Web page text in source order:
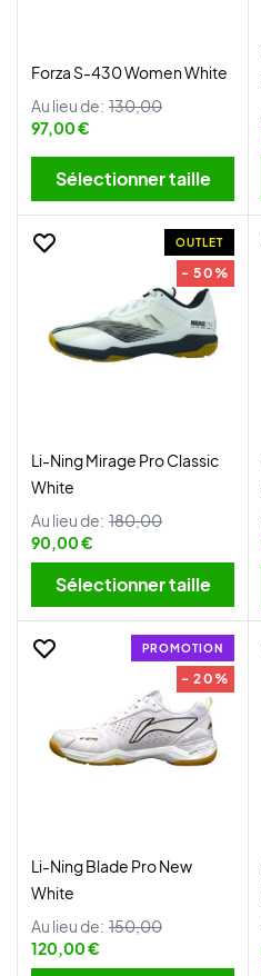
Forza S-430 Women White
Au lieu de: 130,00
97,00 €
Sélectionner taille
OUTLET
- 50%
Li-Ning Mirage Pro Classic
White
Au lieu de: 180,00
90,00 €
Sélectionner taille
PROMOTION
- 20%
Li-Ning Blade Pro New
White
Au lieu de: 150,00
120,00 €